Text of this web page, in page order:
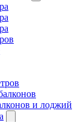
и лоджий